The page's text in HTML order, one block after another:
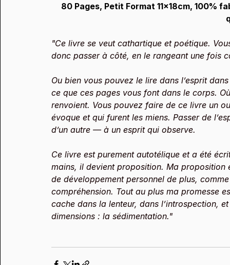
80 Pages, Petit Format 11x18cm, 100%
"Ce livre se veut cathartique et poétique.
donc passer à côté, en le rangeant une fois
Ou bien vous pouvez le lire dans l’esprit
ce que ces pages vous font dans le corps.
renvoient. Vous pouvez faire de ce livre un
évoque et qui furent les miens. Passer de
d’un autre — à un esprit qui observe.
Ce livre est purement autotélique et a été
mains, il devient proposition. Ma proposition
de développement personnel de plus,
compréhension. Tout au plus ma promesse
cache dans la lenteur, dans l’introspection,
dimensions : la sédimentation."